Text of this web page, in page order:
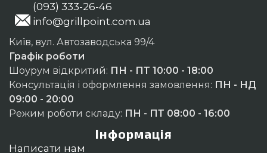
(093) 333-26-46
info@grillpoint.com.ua
Київ, вул. Автозаводська 99/4
Графік роботи
Шоурум відкритий: ПН - ПТ 10:00 - 18:00
Консультація і оформлення замовлення: ПН - НД
09:00 - 20:00
Режим роботи складу: ПН - ПТ 08:00 - 16:00
Інформація
Написати нам